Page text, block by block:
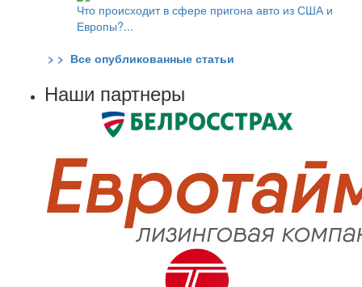
Что происходит в сфере пригона авто из США и
Европы?...
> > Все опубликованные статьи
Наши партнеры